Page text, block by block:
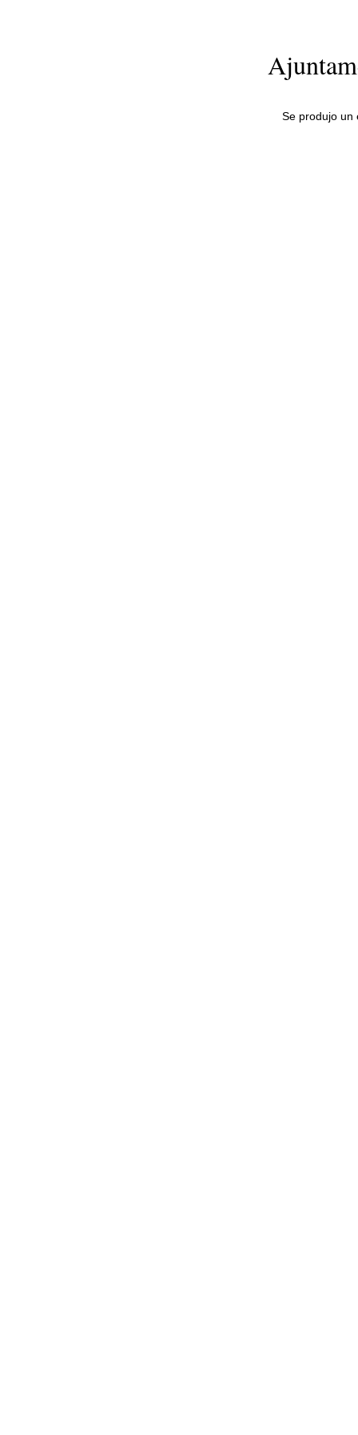
Se produjo un